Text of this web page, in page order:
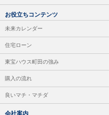
お役立ちコンテンツ
未来カレンダー
住宅ローン
東宝ハウス町田の強み
購入の流れ
良いマチ・マチダ
会社案内